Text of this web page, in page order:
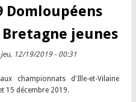
Domloupéens
jeunes
12/19/2019 - 00:31
championnats d'Ille-et-Vilaine
15 décembre 2019.